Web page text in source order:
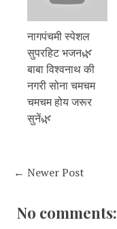
नागपंचमी स्पेशल
सुपरहिट भजन🌿
बाबा विश्वनाथ की
नगरी सोना चमचम
चमचम होय जरूर
सुनें🌿
← Newer Post
No comments: